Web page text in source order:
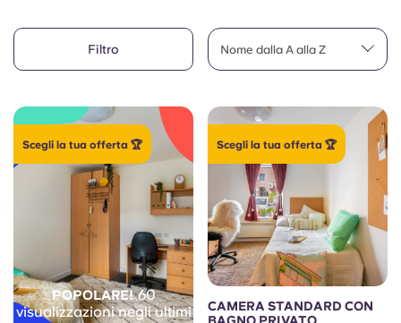
English (GB)
Chinese
Español
Català
Deutsch
Seleziona un paese
Seleziona una residenza
Accedi
Prenota ora
Filtro Nome dalla A alla Z
Scegli la tua offerta 🏆
POPOLARE! 60
visualizzazioni negli ultimi
Scegli la tua offerta 🏆
CAMERA STANDARD CON